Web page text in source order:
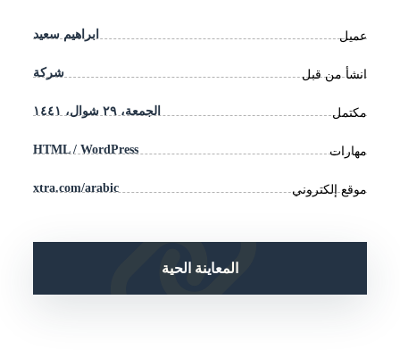
عميل ابراهيم سعيد
انشأ من قبل شركة
مكتمل الجمعة، ٢٩ شوال، ١٤٤١
مهارات HTML / WordPress
موقع إلكتروني xtra.com/arabic
المعاينة الحية